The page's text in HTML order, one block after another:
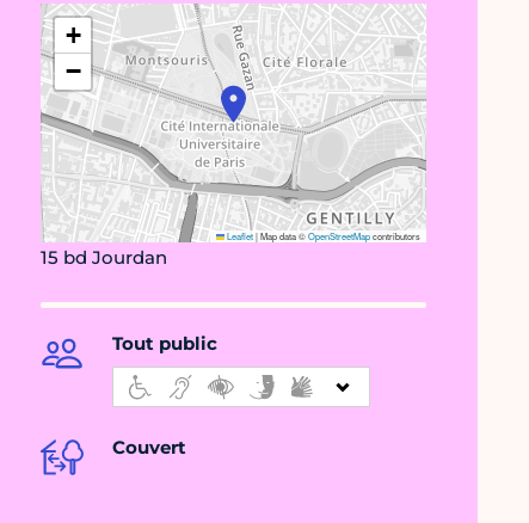
+
−
Leaflet|Map data ©OpenStreetMapcontributors
15 bd Jourdan
Tout public
Couvert